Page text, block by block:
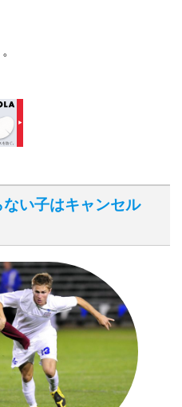
い子はキャンセル